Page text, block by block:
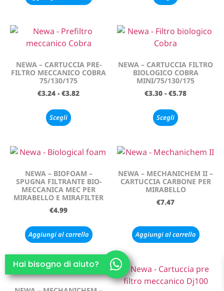
NEWA – CARTUCCIA PRE-
FILTRO MECCANICO COBRA
75/130/175
€3.24 - €3.82
Scegli
NEWA – CARTUCCIA FILTRO
BIOLOGICO COBRA
MINI/75/130/175
€3.30 - €5.78
Scegli
NEWA – BIOFOAM –
SPUGNA FILTRANTE BIO-
MECCANICA MEC PER
MIRABELLO E MIRAFILTER
€4.99
Aggiungi al carrello
NEWA – MECHANICHEM II –
CARTUCCIA CARBONE PER
MIRABELLO
€7.47
Aggiungi al carrello
Hai bisogno di aiuto?